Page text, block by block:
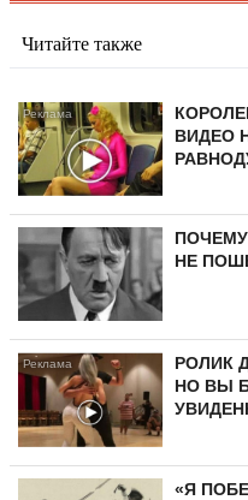
Читайте также
ВИДЕО
ПОЧЕМУ
НЕ
РОЛИК
НО ВЫ
«Я